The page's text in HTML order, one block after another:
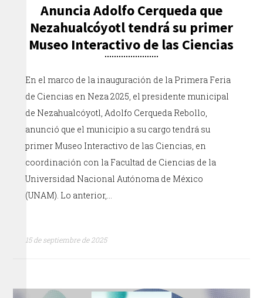
Anuncia Adolfo Cerqueda que
Nezahualcóyotl tendrá su primer
Museo Interactivo de las Ciencias
En el marco de la inauguración de la Primera Feria
de Ciencias en Neza 2025, el presidente municipal
de Nezahualcóyotl, Adolfo Cerqueda Rebollo,
anunció que el municipio a su cargo tendrá su
primer Museo Interactivo de las Ciencias, en
coordinación con la Facultad de Ciencias de la
Universidad Nacional Autónoma de México
(UNAM). Lo anterior,…
15 de septiembre de 2025